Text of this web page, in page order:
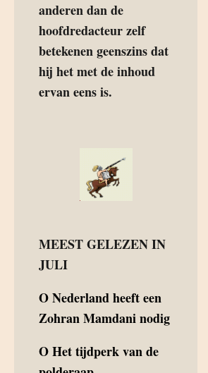
anderen dan de
hoofdredacteur zelf
betekenen geenszins dat
hij het met de inhoud
ervan eens is.
MEEST GELEZEN IN
JULI
ONederland heeft een
Zohran Mamdani nodig
OHet tijdperk van de